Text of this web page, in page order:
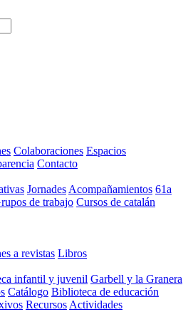
Colaboraciones Espacios
Contacto
Jornades Acompañamientos 61a
de trabajo Cursos de catalán
a revistas Libros
infantil y juvenil Garbell y la Granera
Catálogo Biblioteca de educación
Recursos Actividades